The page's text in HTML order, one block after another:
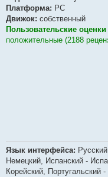
е
Платформа: PC
Движок: собственный
Пользовательские
положительные (2188
Язык интерфейса:
Немецкий, Испанский -
Корейский, Португальский